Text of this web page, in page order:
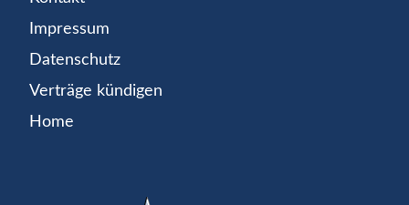
Impressum
Datenschutz
Verträge kündigen
Home